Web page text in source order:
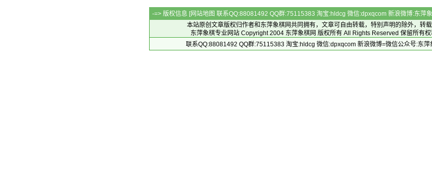
-=> 版权信息 [网站地图 联系QQ:88081492 QQ群:75115383 淘宝:hldcg 微信:dpxqcom 新浪微博:东萍
本站原创文章版权归作者和 东萍象棋网共同拥有，文章可自由转载，特别声明的除外，转
东萍象棋专业网站 Copyright 2004 东萍象棋网 版权所有 All Rights Reserved 保留所有
联系QQ:88081492 QQ群:75115383 淘宝:hldcg 微信:dpxqcom 新浪微博=微信公众号:东萍